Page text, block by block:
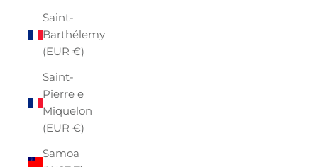
Saint-
Barthélemy
(EUR €)
Saint-
Pierre e
Miquelon
(EUR €)
Samoa